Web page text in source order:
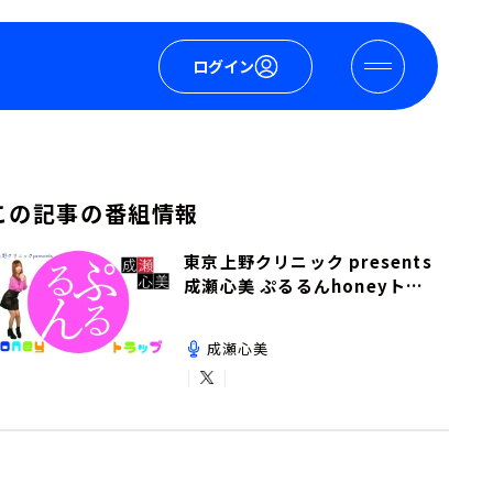
ログイン
の記事の番組情報
東京上野クリニック presents
成瀬心美 ぷるるんhoneyトラ
成瀬心美